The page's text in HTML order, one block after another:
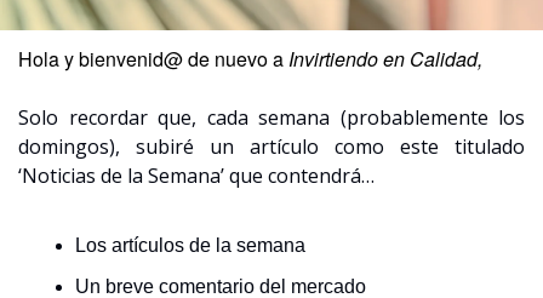
Hola y bienvenid@ de nuevo a Invirtiendo en Calidad,
Solo recordar que, cada semana (probablemente los
domingos), subiré un artículo como este titulado
‘Noticias de la Semana’ que contendrá…
Los artículos de la semana
Un breve comentario del mercado